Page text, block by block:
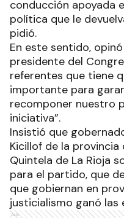
conducción apoyada
política que le
pidió.
En este sentido,
presidente del
referentes que tiene
importante para
recomponer nuestro
iniciativa”.
Insistió que
Kicillof de la provincia
Quintela de La Rioja
para el partido, que
que gobiernan en
justicialismo ganó las
Ads